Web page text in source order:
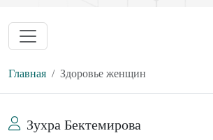
Главная Здоровье женщин
Зухра Бектемирова